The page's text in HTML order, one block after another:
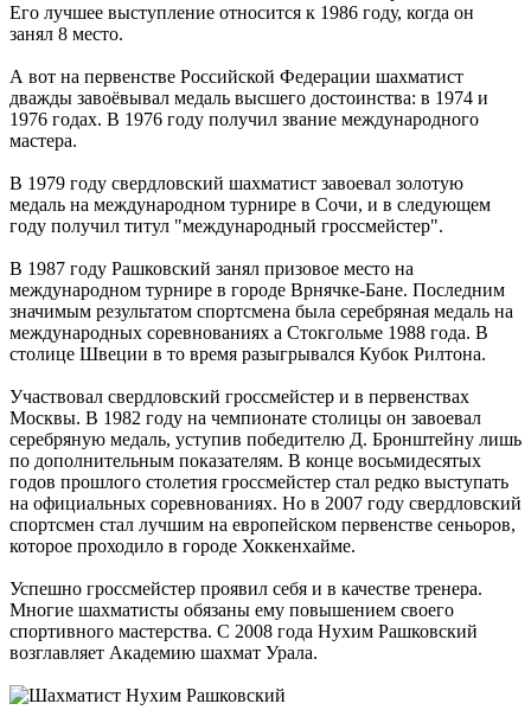
Его лучшее выступление относится к 1986 году, когда он
занял 8 место.
А вот на первенстве Российской Федерации шахматист
дважды завоёвывал медаль высшего достоинства: в 1974 и
1976 годах. В 1976 году получил звание международного
мастера.
В 1979 году свердловский шахматист завоевал золотую
медаль на международном турнире в Сочи, и в следующем
году получил титул "международный гроссмейстер".
В 1987 году Рашковский занял призовое место на
международном турнире в городе Врнячке-Бане. Последним
значимым результатом спортсмена была серебряная медаль на
международных соревнованиях а Стокгольме 1988 года. В
столице Швеции в то время разыгрывался Кубок Рилтона.
Участвовал свердловский гроссмейстер и в первенствах
Москвы. В 1982 году на чемпионате столицы он завоевал
серебряную медаль, уступив победителю Д. Бронштейну лишь
по дополнительным показателям. В конце восьмидесятых
годов прошлого столетия гроссмейстер стал редко выступать
на официальных соревнованиях. Но в 2007 году свердловский
спортсмен стал лучшим на европейском первенстве сеньоров,
которое проходило в городе Хоккенхайме.
Успешно гроссмейстер проявил себя и в качестве тренера.
Многие шахматисты обязаны ему повышением своего
спортивного мастерства. С 2008 года Нухим Рашковский
возглавляет Академию шахмат Урала.